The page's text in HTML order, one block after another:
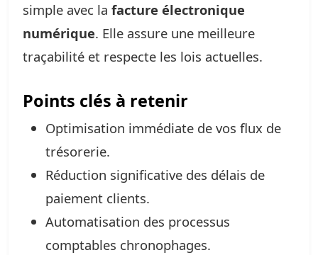
simple avec la facture électronique
numérique. Elle assure une meilleure
traçabilité et respecte les lois actuelles.
Points clés à retenir
Optimisation immédiate de vos flux de
trésorerie.
Réduction significative des délais de
paiement clients.
Automatisation des processus
comptables chronophages.